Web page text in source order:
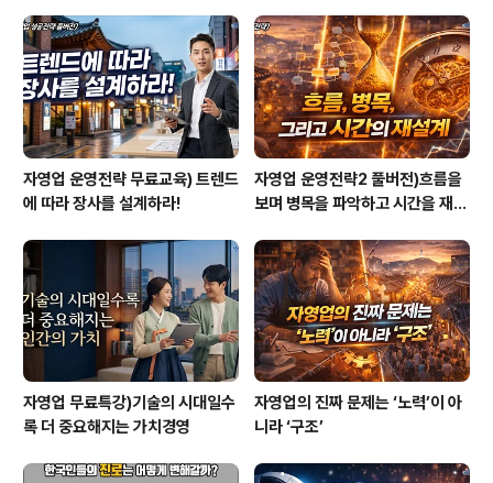
자영업 운영전략 무료교육) 트렌드
에 따라 장사를 설계하라!
자영업 운영전략2 풀버전)흐름을
보며 병목을 파악하고 시간을 재설
자영업 무료특강)기술의 시대일수
록 더 중요해지는 가치경영
자영업의 진짜 문제는 ‘노력’이 아
니라 ‘구조’